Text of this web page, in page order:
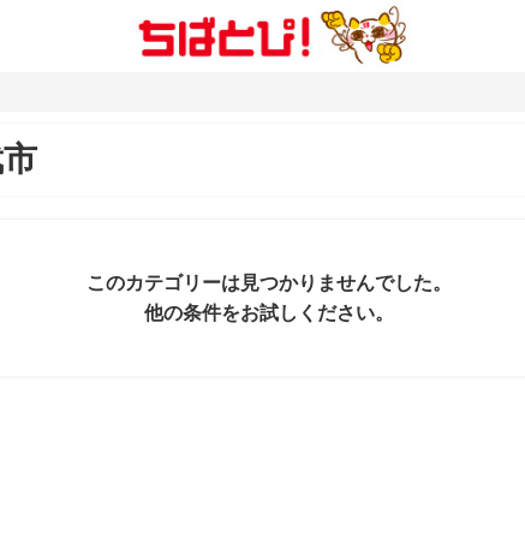
このカテゴリーは見つかりませんでした。
他の条件をお試しください。